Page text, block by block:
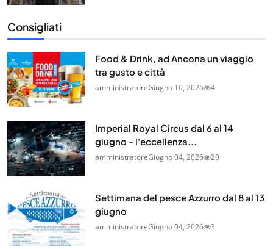
Consigliati
Food & Drink, ad Ancona un viaggio
tra gusto e città
amministratoreGiugno 10, 2026 4
Imperial Royal Circus dal 6 al 14
giugno - l'eccellenza...
amministratoreGiugno 04, 2026 20
Settimana del pesce Azzurro dal 8 al 13
giugno
amministratoreGiugno 04, 2026 3